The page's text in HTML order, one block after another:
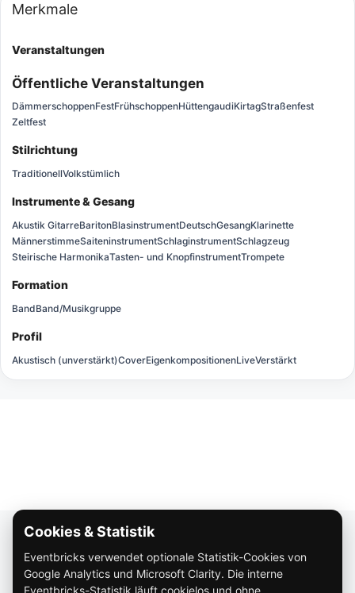
Merkmale
Veranstaltungen
Öffentliche Veranstaltungen
DämmerschoppenFestFrühschoppenHüttengaudiKirtagStraßenfest
Zeltfest
Stilrichtung
TraditionellVolkstümlich
Instrumente & Gesang
Akustik GitarreBaritonBlasinstrumentDeutschGesangKlarinette
MännerstimmeSaiteninstrumentSchlaginstrumentSchlagzeug
Steirische HarmonikaTasten- und KnopfinstrumentTrompete
Formation
BandBand/Musikgruppe
Profil
Akustisch (unverstärkt)CoverEigenkompositionenLiveVerstärkt
Über Eventbricks
So funktioniert Eventbricks
Impressum
Cookies & Statistik
Eventbricks verwendet optionale Statistik-Cookies von
Google Analytics und Microsoft Clarity. Die interne
Eventbricks-Statistik läuft cookielos und ohne